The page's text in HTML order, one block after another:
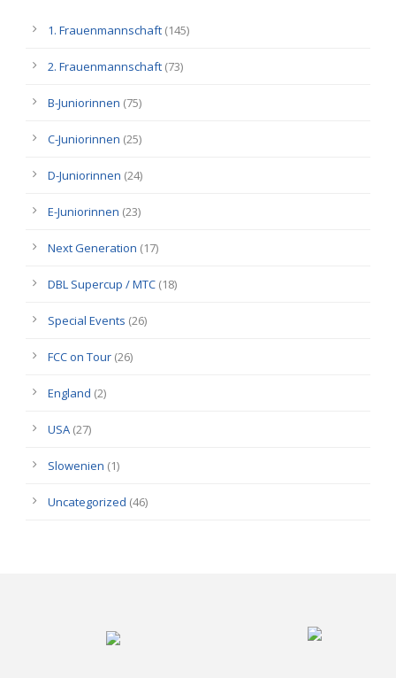
1. Frauenmannschaft (145)
2. Frauenmannschaft (73)
B-Juniorinnen (75)
C-Juniorinnen (25)
D-Juniorinnen (24)
E-Juniorinnen (23)
Next Generation (17)
DBL Supercup / MTC (18)
Special Events (26)
FCC on Tour (26)
England (2)
USA (27)
Slowenien (1)
Uncategorized (46)